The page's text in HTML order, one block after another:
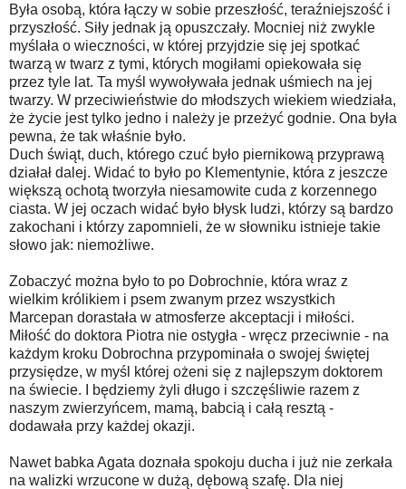
Była osobą, która łączy w sobie przeszłość, teraźniejszość i
przyszłość. Siły jednak ją opuszczały. Mocniej niż zwykle
myślała o wieczności, w której przyjdzie się jej spotkać
twarzą w twarz z tymi, których mogiłami opiekowała się
przez tyle lat. Ta myśl wywoływała jednak uśmiech na jej
twarzy. W przeciwieństwie do młodszych wiekiem wiedziała,
że życie jest tylko jedno i należy je przeżyć godnie. Ona była
pewna, że tak właśnie było.
Duch świąt, duch, którego czuć było piernikową przyprawą
działał dalej. Widać to było po Klementynie, która z jeszcze
większą ochotą tworzyła niesamowite cuda z korzennego
ciasta. W jej oczach widać było błysk ludzi, którzy są bardzo
zakochani i którzy zapomnieli, że w słowniku istnieje takie
słowo jak: niemożliwe.
Zobaczyć można było to po Dobrochnie, która wraz z
wielkim królikiem i psem zwanym przez wszystkich
Marcepan dorastała w atmosferze akceptacji i miłości.
Miłość do doktora Piotra nie ostygła - wręcz przeciwnie - na
każdym kroku Dobrochna przypominała o swojej świętej
przysiędze, w myśl której ożeni się z najlepszym doktorem
na świecie. I będziemy żyli długo i szczęśliwie razem z
naszym zwierzyńcem, mamą, babcią i całą resztą -
dodawała przy każdej okazji.
Nawet babka Agata doznała spokoju ducha i już nie zerkała
na walizki wrzucone w dużą, dębową szafę. Dla niej